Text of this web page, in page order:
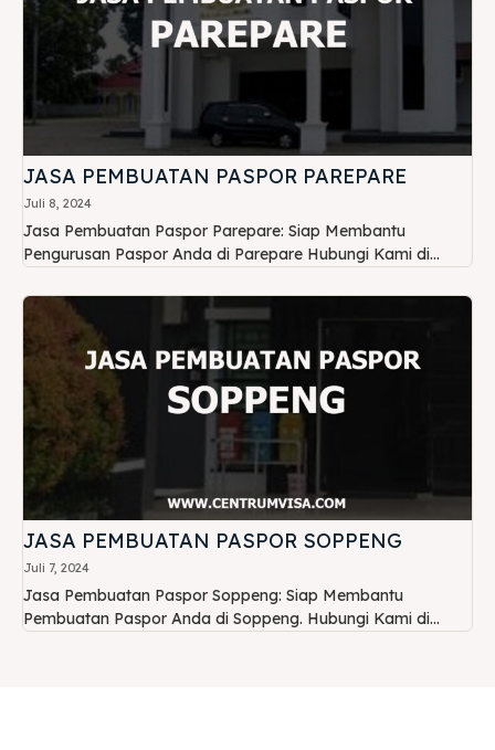
JASA PEMBUATAN PASPOR PAREPARE
Juli 8, 2024
Jasa Pembuatan Paspor Parepare: Siap Membantu
Pengurusan Paspor Anda di Parepare Hubungi Kami di...
JASA PEMBUATAN PASPOR SOPPENG
Juli 7, 2024
Jasa Pembuatan Paspor Soppeng: Siap Membantu
Pembuatan Paspor Anda di Soppeng. Hubungi Kami di...